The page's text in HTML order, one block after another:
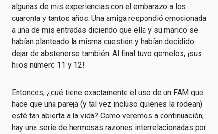
algunas de mis experiencias con el embarazo a los
cuarenta y tantos años. Una amiga respondió emocionada
a una de mis entradas diciendo que ella y su marido se
habían planteado la misma cuestión y habían decidido
dejar de abstenerse también. Al final tuvo gemelos, ¡sus
hijos número 11 y 12!
Entonces, ¿qué tiene exactamente el uso de un FAM que
hace que una pareja (y tal vez incluso quienes la rodean)
esté tan abierta a la vida? Como veremos a continuación,
hay una serie de hermosas razones interrelacionadas por